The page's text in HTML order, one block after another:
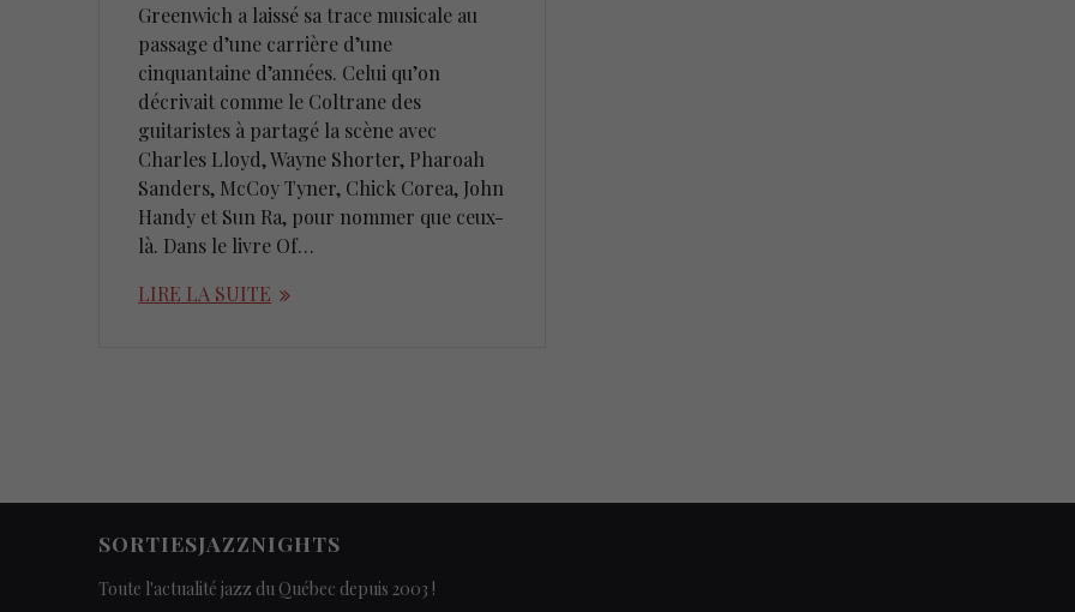
Greenwich a laissé sa trace musicale au
passage d’une carrière d’une
cinquantaine d’années. Celui qu’on
décrivait comme le Coltrane des
guitaristes à partagé la scène avec
Charles Lloyd, Wayne Shorter, Pharoah
Sanders, McCoy Tyner, Chick Corea, John
Handy et Sun Ra, pour nommer que ceux-
là. Dans le livre Of…
LIRE LA SUITE
SORTIESJAZZNIGHTS
Toute l'actualité jazz du Québec depuis 2003 !